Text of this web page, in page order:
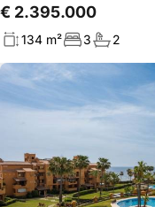
€ 2.395.000
134 m² 3 2